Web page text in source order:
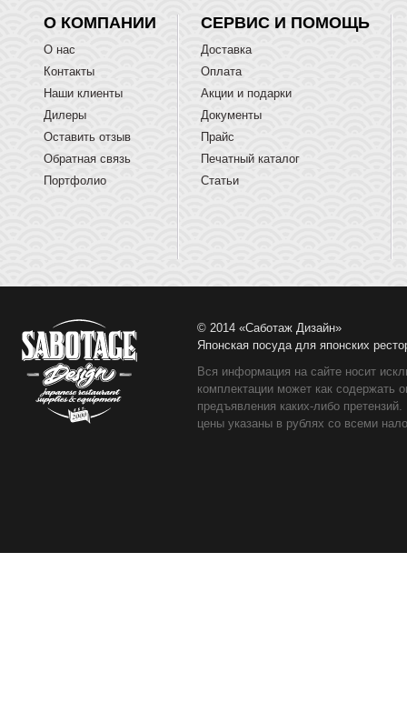
О КОМПАНИИ
О нас
Контакты
Наши клиенты
Дилеры
Оставить отзыв
Обратная связь
Портфолио
СЕРВИС И ПОМОЩЬ
Доставка
Оплата
Акции и подарки
Документы
Прайс
Печатный каталог
Статьи
© 2014 «Саботаж Дизайн»
Японская посуда для японских
Вся информация на сайте носит
комплектации может как содержать
предъявления каких-либо
цены указаны в рублях со всеми